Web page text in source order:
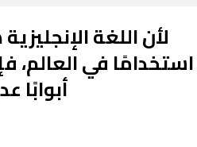
لأن اللغة
استخدامًا في العالم،
أبوابًا